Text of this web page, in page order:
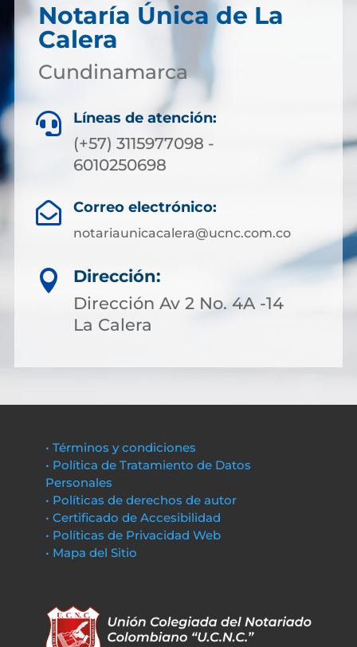
Notaría Única de La
Calera
Cundinamarca
 Líneas de atención:
(+57) 3115977098 -
6010250698
 Correo electrónico:
notariaunicacalera@ucnc.com.co

Dirección:
Dirección Av 2 No. 4A -14
La Calera
• Términos y condiciones
• Política de Tratamiento de Datos
Personales
• Políticas de derechos de autor
• Certificado de Accesibilidad
• Políticas de Privacidad Web
• Mapa del Sitio